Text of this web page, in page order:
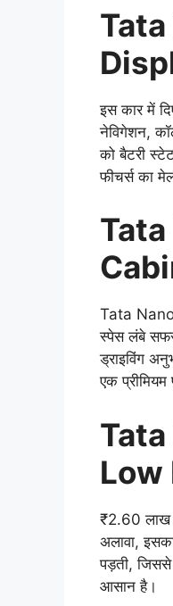
इस कार में
नेविगेशन,
को बैटरी
फीचर्स का
Tata Nano
स्पेस लंबे
ड्राइविंग
एक प्रीमियम
Low
₹2.60 लाख
अलावा,
पड़ती, जिससे
आसान है।